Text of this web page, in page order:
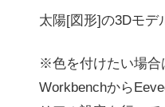
太陽[図形]の3Dモデ
※色を付けたい場合
Workbenchから